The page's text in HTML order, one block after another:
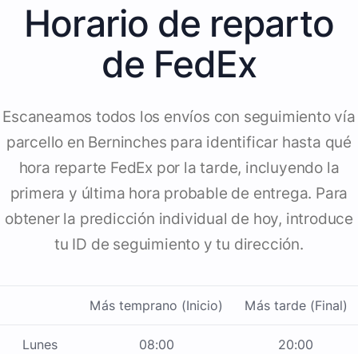
Horario de reparto
de FedEx
Escaneamos todos los envíos con seguimiento vía
parcello en Berninches para identificar hasta qué
hora reparte FedEx por la tarde, incluyendo la
primera y última hora probable de entrega. Para
obtener la predicción individual de hoy, introduce
tu ID de seguimiento y tu dirección.
Más temprano (Inicio) Más tarde (Final)
Lunes 08:00 20:00